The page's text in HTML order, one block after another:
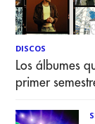
DISCOS
Los álbumes
primer